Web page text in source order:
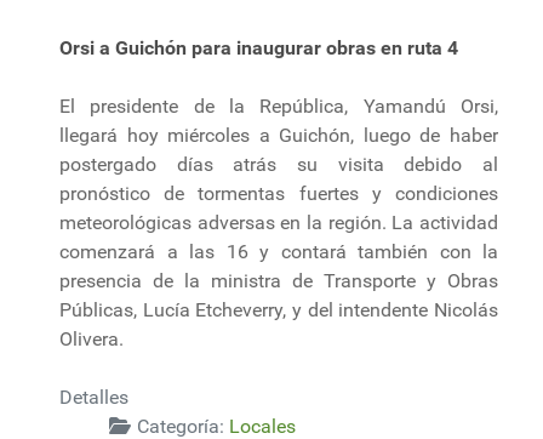
Orsi a Guichón para inaugurar obras en ruta 4
El presidente de la República, Yamandú Orsi,
llegará hoy miércoles a Guichón, luego de haber
postergado días atrás su visita debido al
pronóstico de tormentas fuertes y condiciones
meteorológicas adversas en la región. La actividad
comenzará a las 16 y contará también con la
presencia de la ministra de Transporte y Obras
Públicas, Lucía Etcheverry, y del intendente Nicolás
Olivera.
Detalles
Categoría: Locales